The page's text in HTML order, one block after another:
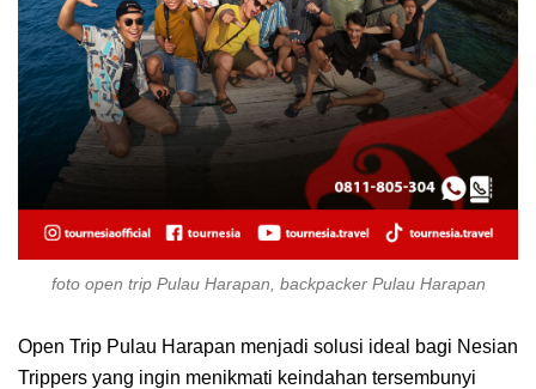
foto open trip Pulau Harapan, backpacker Pulau Harapan
Open Trip Pulau Harapan menjadi solusi ideal bagi Nesian
Trippers yang ingin menikmati keindahan tersembunyi